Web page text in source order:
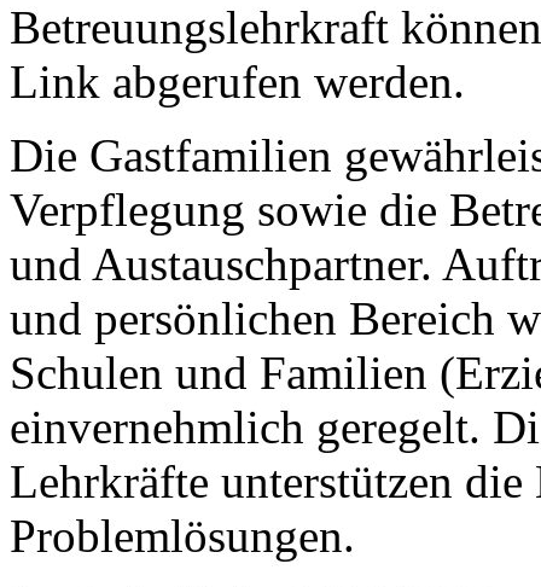
Betreuungslehrkraft
Link abgerufen werden.
Die Gastfamilien
Verpflegung sowie die
und Austauschpartner.
und persönlichen Bereich
Schulen und Familien
einvernehmlich geregelt.
Lehrkräfte unterstützen
Problemlösungen.